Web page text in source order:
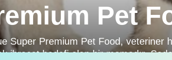
Pet
Super Premium Pet Food, veteriner
ihracat hedefi olan bir mamadır.